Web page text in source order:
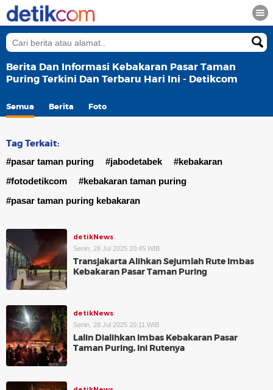
Berita Dan Informasi Kebakaran Pasar Taman
Puring Terkini Dan Terbaru Hari Ini - Detikcom
Semua Berita Foto
Tag Terkait:
#pasar taman puring #jabodetabek
#kebakaran
#fotodetikcom
#kebakaran taman puring
#pasar taman puring kebakaran
detikNews
Senin, 28 Jul 2025 20:45 WIB
Transjakarta Alihkan Sejumlah Rute Imbas
Kebakaran Pasar Taman Puring
detikNews
Senin, 28 Jul 2025 20:11 WIB
Lalin Dialihkan Imbas Kebakaran Pasar
Taman Puring, Ini Rutenya